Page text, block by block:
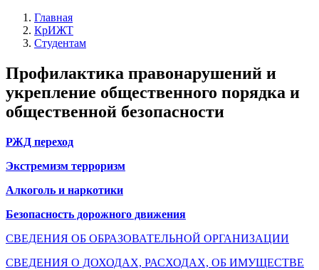
Главная
КрИЖТ
Студентам
Профилактика правонарушений и
укрепление общественного порядка и
общественной безопасности
РЖД переход
Экстремизм терроризм
Алкоголь и наркотики
Безопасность дорожного движения
СВЕДЕНИЯ ОБ ОБРАЗОВАТЕЛЬНОЙ ОРГАНИЗАЦИИ
СВЕДЕНИЯ О ДОХОДАХ, РАСХОДАХ, ОБ ИМУЩЕСТВЕ